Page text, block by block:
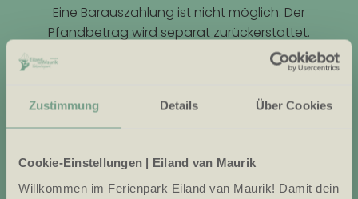
Zustimmung Details Über Cookies
Cookie-Einstellungen | Eiland van Maurik
Willkommen im Ferienpark Eiland van Maurik! Damit dein
Eine Barauszahlung ist nicht möglich. Der
Pfandbetrag wird separat zurückerstattet.
und sende uns deine Kontodaten per E-Mail. Wir
überweisen dir das verbleibende Guthaben (max. 50